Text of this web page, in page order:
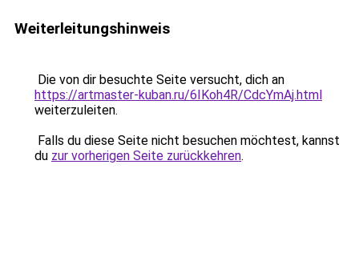
Weiterleitungshinweis
Die von dir besuchte Seite versucht, dich an
https://artmaster-kuban.ru/6IKoh4R/CdcYmAj.html
weiterzuleiten.
Falls du diese Seite nicht besuchen möchtest, kannst
du zur vorherigen Seite zurückkehren.